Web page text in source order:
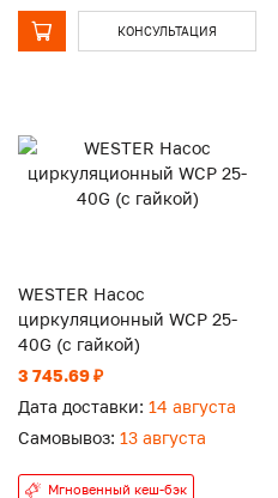
КОНСУЛЬТАЦИЯ
WESTER Насос
циркуляционный WCP 25-
40G (с гайкой)
3 745.69 ₽
Дата доставки: 14 августа
Самовывоз: 13 августа
Мгновенный кеш-бэк